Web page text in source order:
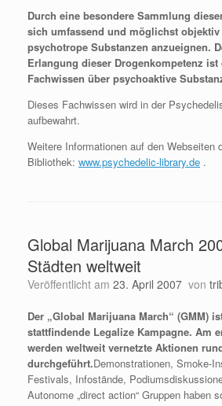
Durch eine besondere Sammlung
sich umfassend und möglichst objektiv
psychotrope Substanzen anzueignen.
Erlangung dieser Drogenkompetenz
Fachwissen über psychoaktive
Dieses Fachwissen wird in der
aufbewahrt.
Weitere Informationen auf den Webseiten
Bibliothek: www.psychedelic-library.de .
Global Marijuana March
Städten weltweit
Veröffentlicht am 23. April 2007 von
Der „Global Marijuana March“ (GMM)
stattfindende Legalize Kampagne. Am
werden weltweit vernetzte Aktionen
durchgeführt.Demonstrationen, Smoke-
Festivals, Infostände,
Autonome „direct action“ Gruppen haben